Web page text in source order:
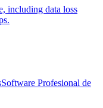
including data loss
Software Profesional de